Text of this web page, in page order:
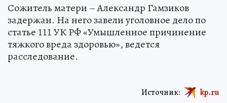
Сожитель матери – Александр Гамзиков
задержан. На него завели уголовное дело по
статье 111 УК РФ «Умышленное причинение
тяжкого вреда здоровью», ведется
расследование.
Источник: kp.ru